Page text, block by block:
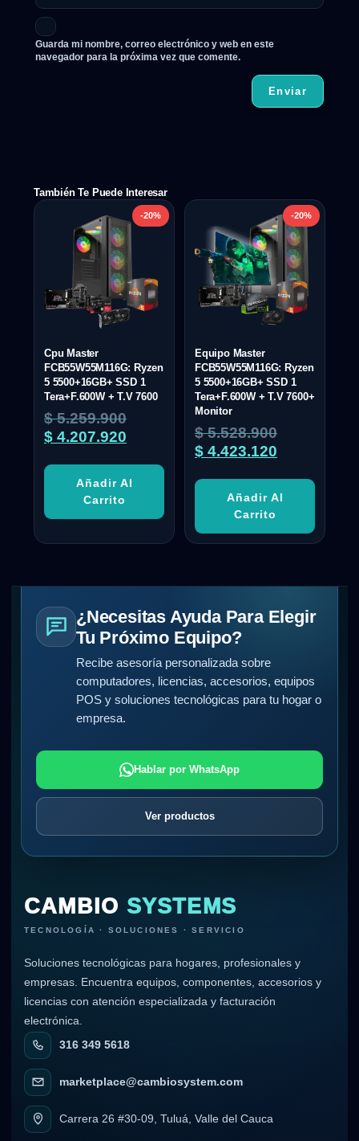
Guarda mi nombre, correo electrónico y web en este
navegador para la próxima vez que comente.
También Te Puede Interesar
-20%
Cpu Master
FCB55W55M116G: Ryzen
5 5500+16GB+ SSD 1
Tera+F.600W + T.V 7600
$5.259.900
$ 4.207.920
Añadir Al
Carrito
-20%
Equipo Master
FCB55W55M116G: Ryzen
5 5500+16GB+ SSD 1
Tera+F.600W + T.V 7600+
Monitor
$5.528.900
$ 4.423.120
Añadir Al
Carrito
¿Necesitas Ayuda Para Elegir
Tu Próximo Equipo?
Recibe asesoría personalizada sobre
computadores, licencias, accesorios, equipos
POS y soluciones tecnológicas para tu hogar o
empresa.
Hablar por WhatsApp
Ver productos
CAMBIO SYSTEMS
TECNOLOGÍA · SOLUCIONES · SERVICIO
Soluciones tecnológicas para hogares, profesionales y
empresas. Encuentra equipos, componentes, accesorios y
licencias con atención especializada y facturación
electrónica.
316 349 5618
marketplace@cambiosystem.com
Carrera 26 #30-09, Tuluá, Valle del Cauca